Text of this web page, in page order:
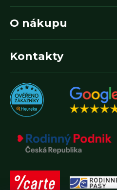
O nákupu
Kontakty